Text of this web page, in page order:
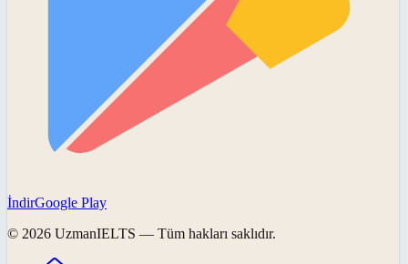
İndirGoogle Play
© 2026 UzmanIELTS — Tüm hakları saklıdır.